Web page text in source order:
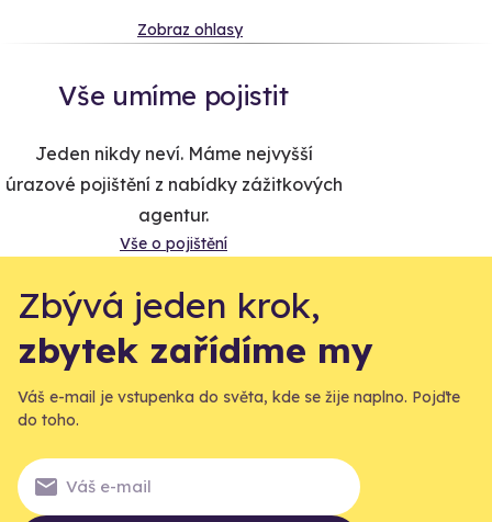
Zobraz ohlasy
Vše umíme pojistit
Jeden nikdy neví. Máme nejvyšší
úrazové pojištění z nabídky zážitkových
agentur.
Vše o pojištění
Zbývá jeden krok,
zbytek zařídíme my
Váš e-mail je vstupenka do světa, kde se žije naplno. Pojďte
do toho.